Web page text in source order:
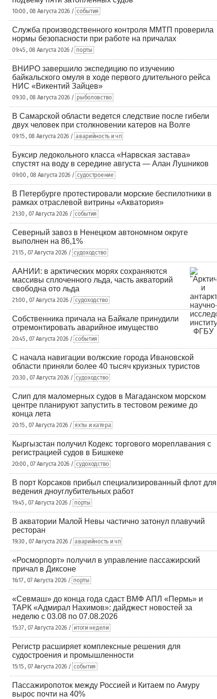
10:00 , 08 Августа 2026 / события
Служба производственного контроля ММТП проверила
нормы безопасности при работе на причалах
09:45 , 08 Августа 2026 / порты
ВНИРО завершило экспедицию по изучению
байкальского омуля в ходе первого длительного рейса
НИС «Викентий Зайцев»
09:30 , 08 Августа 2026 / рыболовство
В Самарской области ведется следствие после гибели
двух человек при столкновении катеров на Волге
09:15 , 08 Августа 2026 / аварийность и чп
Буксир ледокольного класса «Нарвская застава»
спустят на воду в середине августа — Алан Лушников
09:00 , 08 Августа 2026 / судостроение
В Петербурге протестировали морские беспилотники в
рамках отраслевой витрины «Акватория»
21:30 , 07 Августа 2026 / события
Северный завоз в Ненецком автономном округе
выполнен на 86,1%
21:15 , 07 Августа 2026 / судоходство
ААНИИ: в арктических морях сохраняются
массивы сплоченного льда, часть акваторий
свободна ото льда
21:00 , 07 Августа 2026 / судоходство
Собственника причала на Байкале принудили
отремонтировать аварийное имущество
20:45 , 07 Августа 2026 / события
С начала навигации волжские города Ивановской
области приняли более 40 тысяч круизных туристов
20:30 , 07 Августа 2026 / судоходство
Слип для маломерных судов в Магаданском морском
центре планируют запустить в тестовом режиме до
конца лета
20:15 , 07 Августа 2026 / яхты и катера
Кыргызстан получил Кодекс торгового мореплавания с
регистрацией судов в Бишкеке
20:00 , 07 Августа 2026 / судоходство
В порт Корсаков прибыл специализированный флот для
ведения дноуглубительных работ
19:45 , 07 Августа 2026 / порты
В акватории Малой Невы частично затонул плавучий
ресторан
19:30 , 07 Августа 2026 / аварийность и чп
«Росморпорт» получил в управление пассажирский
причал в Диксоне
16:17 , 07 Августа 2026 / порты
«Севмаш» до конца года сдаст ВМФ АПЛ «Пермь» и
ТАРК «Адмирал Нахимов»: дайджест новостей за
неделю с 03.08 по 07.08.2026
15:37 , 07 Августа 2026 / итоги недели
Регистр расширяет комплексные решения для
судостроения и промышленности
15:15 , 07 Августа 2026 / события
Пассажиропоток между Россией и Китаем по Амуру
вырос почти на 40%